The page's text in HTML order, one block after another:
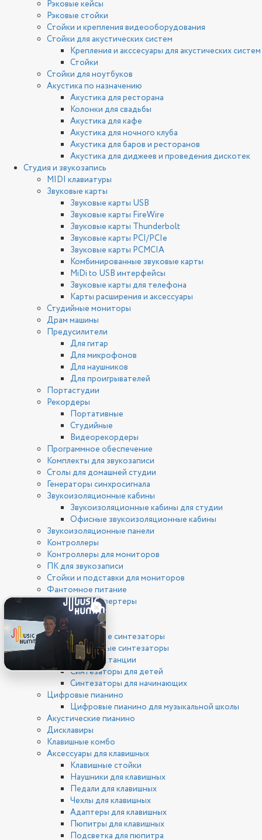
Рэковые кейсы
Рэковые стойки
Стойки и крепления видеооборудования
Стойки для акустических систем
Крепления и акссесуары для акустических систем
Стойки
Стойки для ноутбуков
Акустика по назначению
Акустика для ресторана
Колонки для свадьбы
Акустика для кафе
Акустика для ночного клуба
Акустика для баров и ресторанов
Акустика для диджеев и проведения дискотек
Студия и звукозапись
MIDI клавиатуры
Звуковые карты
Звуковые карты USB
Звуковые карты FireWire
Звуковые карты Thunderbolt
Звуковые карты PCI/PCIe
Звуковые карты PCMCIA
Комбинированные звуковые карты
MiDi to USB интерфейсы
Звуковые карты для телефона
Карты расширения и аксессуары
Студийные мониторы
Драм машины
Предусилители
Для гитар
Для микрофонов
Для наушников
Для проигрывателей
Портастудии
Рекордеры
Портативные
Студийные
Видеорекордеры
Программное обеспечение
Комплекты для звукозаписи
Столы для домашней студии
Генераторы синхросигнала
Звукоизоляционные кабины
Звукоизоляционные кабины для студии
Офисные звукоизоляционные кабины
Звукоизоляционные панели
Контроллеры
Контроллеры для мониторов
ПК для звукозаписи
Стойки и подставки для мониторов
Фантомное питание
ЦАП/АЦП конвертеры
Клавишные
Синтезаторы
Цифровые синтезаторы
Аналоговые синтезаторы
Рабочие станции
Синтезаторы для детей
Синтезаторы для начинающих
Цифровые пианино
Цифровые пианино для музыкальной школы
Акустические пианино
Дисклавиры
Клавишные комбо
Аксессуары для клавишных
Клавишные стойки
Наушники для клавишных
Педали для клавишных
Чехлы для клавишных
Адаптеры для клавишных
Пюпитры для клавишных
Подсветка для пюпитра